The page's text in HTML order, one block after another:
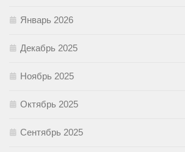
Январь 2026
Декабрь 2025
Ноябрь 2025
Октябрь 2025
Сентябрь 2025